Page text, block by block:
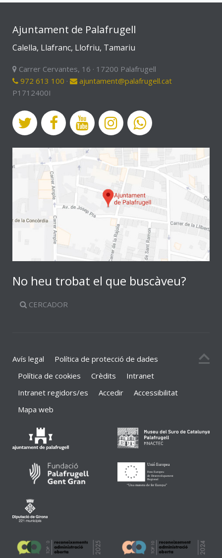
Ajuntament de Palafrugell
Calella, Llafranc, Llofriu, Tamariu
Carrer Cervantes, 16 · 17200 Palafrugell
972 613 100 ·
ajuntament@palafrugell.cat
P1712400I
No heu trobat el que buscàveu?
CERCADOR
Avís legal
Política de protecció de dades
Política de cookies
Crèdits
Intranet
Intranet regidors/es
Accedir
Accessibilitat
Mapa web